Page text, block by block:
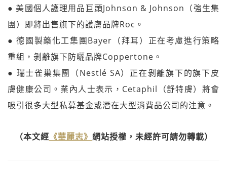
● 美國個人護理用品巨頭Johnson & Johnson（強生集
團）即將出售旗下的護膚品牌Roc。
● 德國製藥化工集團Bayer（拜耳）正在考慮進行策略
重組，剝離旗下防曬品牌Coppertone。
● 瑞士雀巢集團（Nestlé SA）正在剝離旗下的旗下皮
膚健康公司。業內人士表示，Cetaphil（舒特膚）將會
吸引很多大型私募基金或潛在大型消費品公司的注意。
（本文經 《華麗志》 網站授權，未經許可請勿轉載）